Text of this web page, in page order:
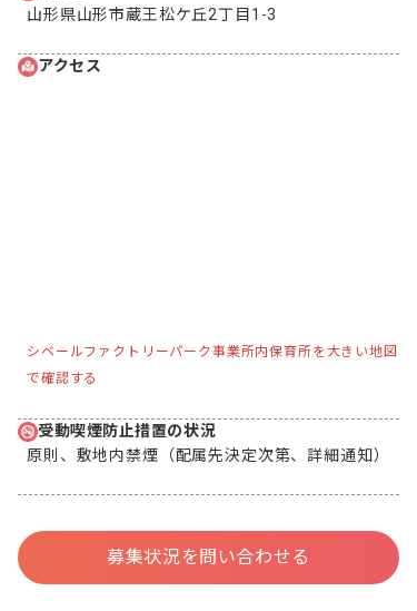
山形県山形市蔵王松ケ丘2丁目1-3
アクセス
シベールファクトリーパーク事業所内保育所を大きい地図
で確認する
受動喫煙防止措置の状況
原則、敷地内禁煙（配属先決定次第、詳細通知）
募集状況を問い合わせる